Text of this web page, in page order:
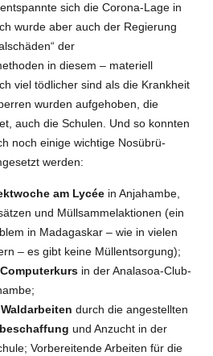
sich die Corona-Lage in
wurde aber auch der Regierung
der
in diesem – materiell
viel tödlicher sind als die Krankheit
wurden aufgehoben, die
auch die Schulen. Und so konnten
noch einige wichtige Nosübrü-
werden:
am Lycée in Anjahambe,
und Müllsammelaktionen (ein
in Madagaskar – wie in vielen
– es gibt keine Müllentsorgung);
Computerkurs in der Analasoa-Club-
durch die angestellten
und Anzucht in der
Vorbereitende Arbeiten für die